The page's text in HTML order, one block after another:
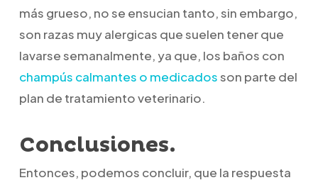
más grueso, no se ensucian tanto, sin embargo,
son razas muy alergicas que suelen tener que
lavarse semanalmente, ya que, los baños con
champús calmantes o medicadosson parte del
plan de tratamiento veterinario.
Conclusiones.
Entonces, podemos concluir, que la respuesta